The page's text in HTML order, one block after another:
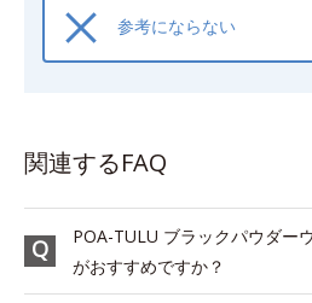
参考にならない
関連するFAQ
POA-TULU ブラックパウダー
がおすすめですか？